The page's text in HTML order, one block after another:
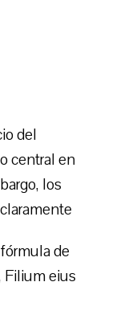
del
central en
los
de
Filium eius